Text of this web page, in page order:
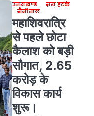
उत्तराखण्ड
ज़रा हटके
नैनीताल
महाशिवरात्रि
से पहले छोटा
कैलाश को बड़ी
सौगात, 2.65
करोड़ के
विकास कार्य
शुरू।